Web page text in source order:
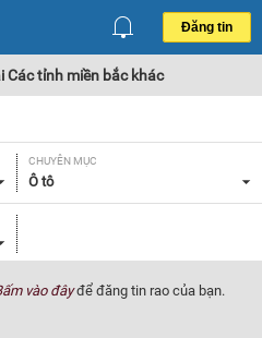
Đăng tin
Các tỉnh miền bắc khác
CHUYÊN MỤC
Ô tô
vào đâyđể đăng tin rao của bạn.